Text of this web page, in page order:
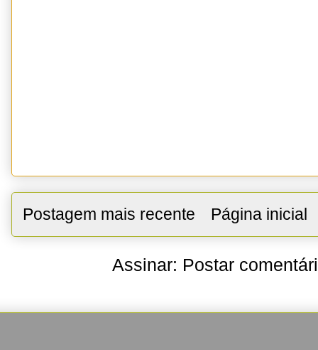
Postagem mais recente Página inicial
Assinar: Postar